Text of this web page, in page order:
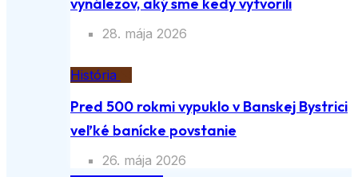
28. mája 2026
História
Pred 500 rokmi vypuklo v Banskej Bystrici
veľké banícke povstanie
26. mája 2026